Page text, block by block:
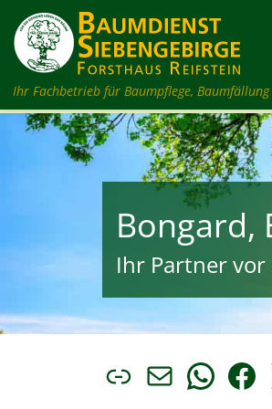
Zum Inhalt springen
Ihr Fachbetrieb für Baumpflege,
Bongard,
Ihr Partner
LinkE-Mail